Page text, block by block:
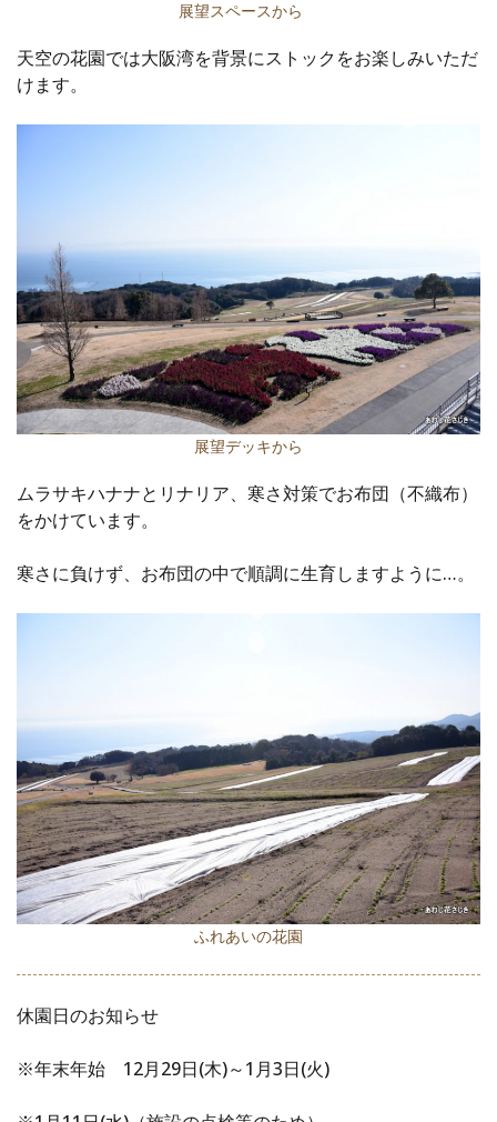
展望スペースから
天空の花園では大阪湾を背景にストックをお楽しみいただ
けます。
展望デッキから
ムラサキハナナとリナリア、寒さ対策でお布団（不織布）
をかけています。
寒さに負けず、お布団の中で順調に生育しますように…。
ふれあいの花園
休園日のお知らせ
※年末年始 12月29日(木)～1月3日(火)